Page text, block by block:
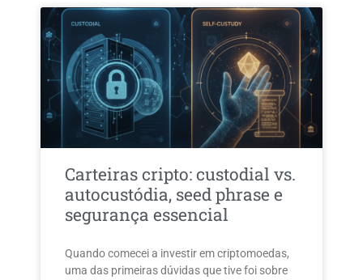
Carteiras cripto: custodial vs.
autocustódia, seed phrase e
segurança essencial
Quando comecei a investir em criptomoedas,
uma das primeiras dúvidas que tive foi sobre